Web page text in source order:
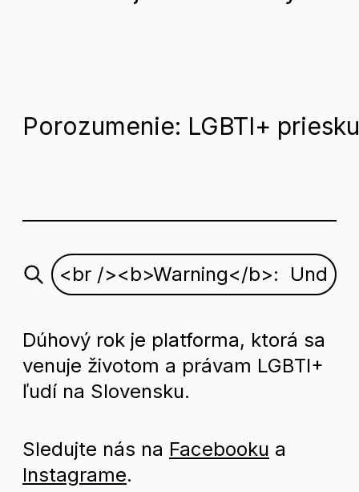
Porozumenie: LGBTI+
Dúhový rok je platforma, ktorá sa
venuje životom a právam LGBTI+
ľudí na Slovensku.
Sledujte nás na Facebooku a
Instagrame.